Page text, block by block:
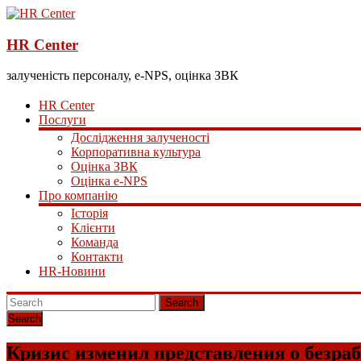
HR Center
залученість персоналу, e-NPS, оцінка ЗВК
HR Center
Послуги
Дослідження залученості
Корпоративна культура
Оцінка ЗВК
Оцінка e-NPS
Про компанію
Історія
Клієнти
Команда
Контакти
HR-Новини
Search
Кризис изменил представления о